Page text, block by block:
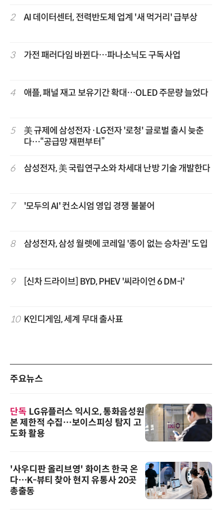
2 AI 데이터센터, 전력반도체 업계 '새 먹거리' 급부상
3 가전 패러다임 바뀐다…파나소닉도 구독사업
4 애플, 패널 재고 보유기간 확대…OLED 주문량 늘었다
5
美 규제에 삼성전자·LG전자 '로청' 글로벌 출시 늦춘
다…“공급망 재편부터”
6 삼성전자, 美 국립연구소와 차세대 난방 기술 개발한다
7 '모두의 AI' 컨소시엄 영입 경쟁 불붙어
8 삼성전자, 삼성 월렛에 코레일 '종이 없는 승차권' 도입
9 [신차 드라이브] BYD, PHEV '씨라이언 6 DM-i'
10 K인디게임, 세계 무대 출사표
주요뉴스
단독 LG유플러스 익시오, 통화음성원
본 제한적 수집…보이스피싱 탐지 고
도화 활용
'사우디판 올리브영' 화이츠 한국 온
다…K-뷰티 찾아 현지 유통사 20곳
총출동